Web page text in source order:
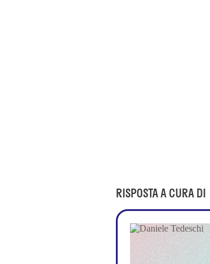
RISPOSTA A CURA DI